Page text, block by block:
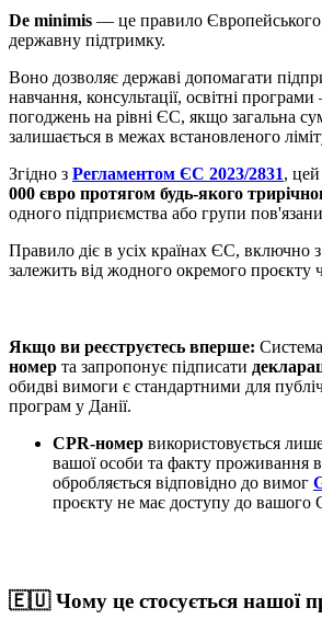
De minimis — це правило
державну підтримку.
Воно дозволяє державі допомагати
навчання, консультації, освітні
погоджень на рівні ЄС, якщо загальна
залишається в межах встановленого
Згідно з Регламентом ЄС 2023/2831, цей
000 євро протягом будь-якого
одного підприємства або групи
Правило діє в усіх країнах ЄС, включно
залежить від жодного окремого проєкту
Якщо ви реєструєтесь вперше:
номер та запропонує підписати
обидві вимоги є стандартними для
програм у Данії.
CPR-номер використовується
вашої особи та факту проживання в
обробляється відповідно до вимог
проєкту не має доступу до вашого
🇪🇺 Чому це стосується нашої